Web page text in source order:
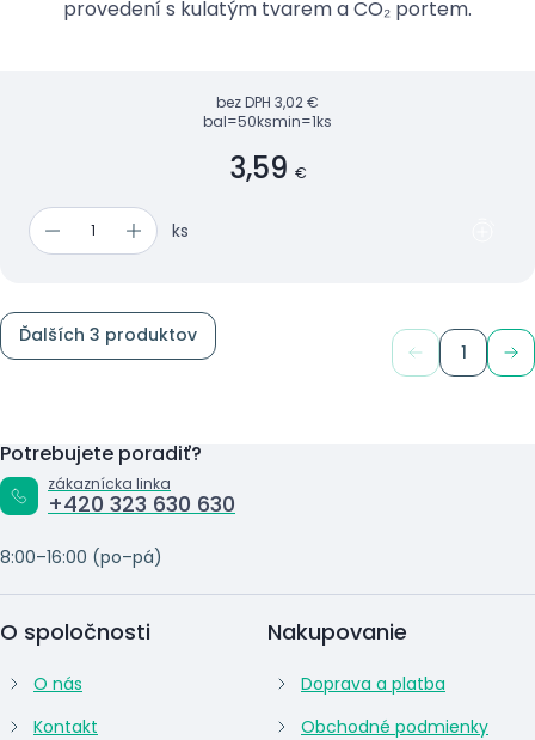
provedení s kulatým tvarem a CO₂ portem.
bez DPH 3,02 €
bal=50ksmin=1ks
3,59 €
ks
Ďalších 3 produktov
1
Potrebujete poradiť?
zákaznícka linka
+420 323 630 630
8:00–16:00 (po–pá)
O spoločnosti
O nás
Kontakt
Nakupovanie
Doprava a platba
Obchodné podmienky